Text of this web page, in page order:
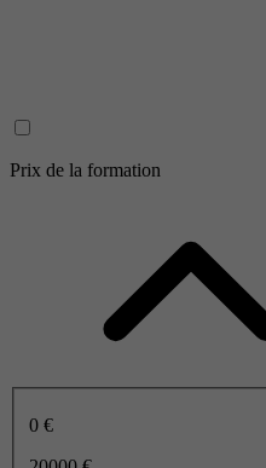
Prix de la formation
0 €